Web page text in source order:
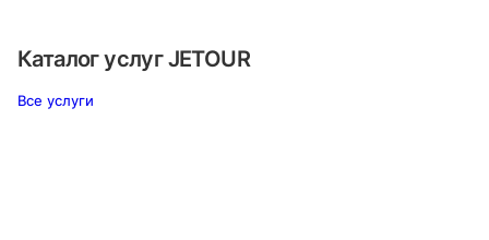
Каталог услугJETOUR
Все услуги